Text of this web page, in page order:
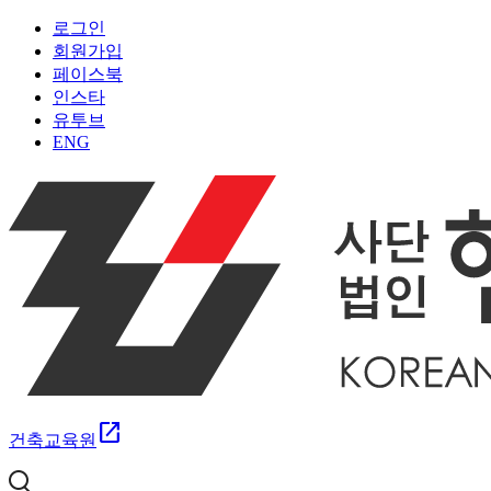
로그인
회원가입
페이스북
인스타
유투브
ENG
건축교육원 open_in_new